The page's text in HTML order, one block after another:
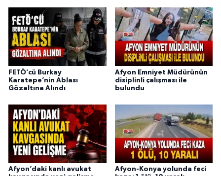
FETÖ’cü Burkay
Karatepe’nin Ablası
Gözaltına Alındı
Afyon Emniyet Müdürünün
disiplinli çalışması ile
bulundu
Afyon’daki kanlı avukat
Afyon-Konya yolunda feci